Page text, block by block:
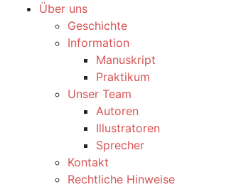
Über uns
Geschichte
Information
Manuskript
Praktikum
Unser Team
Autoren
Illustratoren
Sprecher
Kontakt
Rechtliche Hinweise